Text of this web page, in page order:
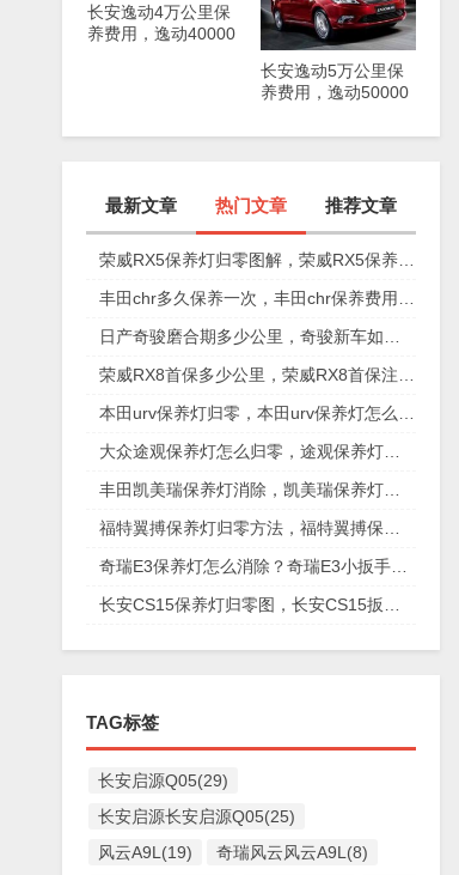
长安逸动4万公里保
养费用，逸动40000
长安逸动5万公里保
养费用，逸动50000
最新文章 热门文章 推荐文章
荣威RX5保养灯归零图解，荣威RX5保养复位视频
丰田chr多久保养一次，丰田chr保养费用多少
日产奇骏磨合期多少公里，奇骏新车如何磨合
荣威RX8首保多少公里，荣威RX8首保注意事项
本田urv保养灯归零，本田urv保养灯怎么手动归零
大众途观保养灯怎么归零，途观保养灯归零图解
丰田凯美瑞保养灯消除，凯美瑞保养灯手动归零
福特翼搏保养灯归零方法，福特翼搏保养灯怎么复位
奇瑞E3保养灯怎么消除？奇瑞E3小扳手怎么消除图解
长安CS15保养灯归零图，长安CS15扳手标志消除复位
TAG标签
长安启源Q05(29)
长安启源长安启源Q05(25)
风云A9L(19)
奇瑞风云风云A9L(8)